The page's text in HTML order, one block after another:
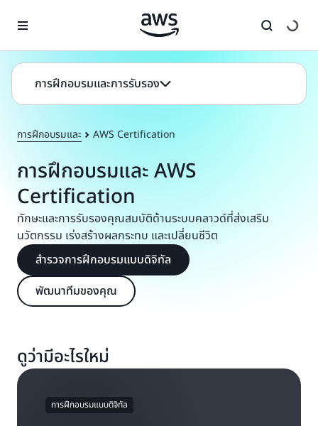
การฝึกอบรมและการรับรอง
การฝึกอบรมและ AWS Certification
การฝึกอบรมและ AWS
Certification
ทักษะและการรับรองคุณสมบัติด้านระบบคลาวด์ที่ส่งเสริม
นวัตกรรม เร่งสร้างผลกระทบ และเปลี่ยนชีวิต
สำรวจการฝึกอบรมแบบดิจิทัล
พัฒนาทีมของคุณ
ดูว่ามีอะไรใหม่
การฝึกอบรมแบบดิจิทัล